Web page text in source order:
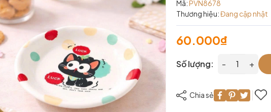
Mã:PVN8678
Thương hiệu:Đang cập nhật
60.000₫
Số lượng: - +
Chia sẻ